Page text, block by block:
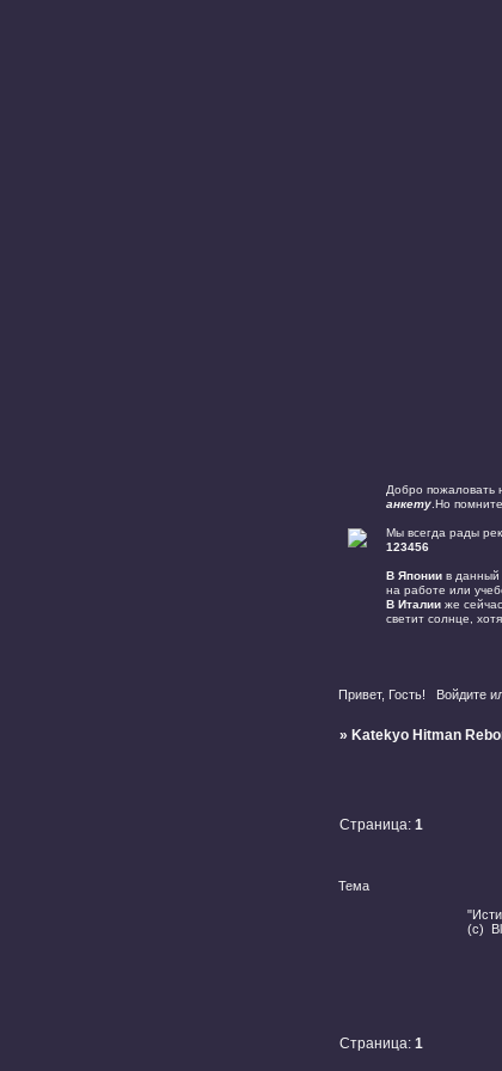
Добро пожаловать
анкету .Но
Мы всегда рады
123456
В Японии в данный
на работе или
В Италии же
светит солнце,
Привет, Гость! Войдите
» Katekyo Hitman
Страница:1
Тема
(с)
Страница:1